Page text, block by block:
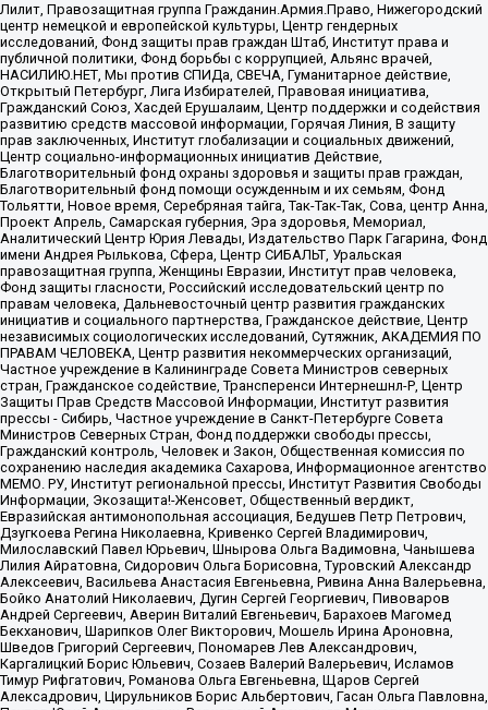
Лилит, Правозащитная группа Гражданин.Армия.Право, Нижегородский
центр немецкой и европейской культуры, Центр гендерных
исследований, Фонд защиты прав граждан Штаб, Институт права и
публичной политики, Фонд борьбы с коррупцией, Альянс врачей,
НАСИЛИЮ.НЕТ, Мы против СПИДа, СВЕЧА, Гуманитарное действие,
Открытый Петербург, Лига Избирателей, Правовая инициатива,
Гражданский Союз, Хасдей Ерушалаим, Центр поддержки и содействия
развитию средств массовой информации, Горячая Линия, В защиту
прав заключенных, Институт глобализации и социальных движений,
Центр социально-информационных инициатив Действие,
Благотворительный фонд охраны здоровья и защиты прав граждан,
Благотворительный фонд помощи осужденным и их семьям, Фонд
Тольятти, Новое время, Серебряная тайга, Так-Так-Так, Сова, центр Анна,
Проект Апрель, Самарская губерния, Эра здоровья, Мемориал,
Аналитический Центр Юрия Левады, Издательство Парк Гагарина, Фонд
имени Андрея Рылькова, Сфера, Центр СИБАЛЬТ, Уральская
правозащитная группа, Женщины Евразии, Институт прав человека,
Фонд защиты гласности, Российский исследовательский центр по
правам человека, Дальневосточный центр развития гражданских
инициатив и социального партнерства, Гражданское действие, Центр
независимых социологических исследований, Сутяжник, АКАДЕМИЯ ПО
ПРАВАМ ЧЕЛОВЕКА, Центр развития некоммерческих организаций,
Частное учреждение в Калининграде Совета Министров северных
стран, Гражданское содействие, Трансперенси Интернешнл-Р, Центр
Защиты Прав Средств Массовой Информации, Институт развития
прессы - Сибирь, Частное учреждение в Санкт-Петербурге Совета
Министров Северных Стран, Фонд поддержки свободы прессы,
Гражданский контроль, Человек и Закон, Общественная комиссия по
сохранению наследия академика Сахарова, Информационное агентство
МЕМО. РУ, Институт региональной прессы, Институт Развития Свободы
Информации, Экозащита!-Женсовет, Общественный вердикт,
Евразийская антимонопольная ассоциация, Бедушев Петр Петрович,
Дзугкоева Регина Николаевна, Кривенко Сергей Владимирович,
Милославский Павел Юрьевич, Шнырова Ольга Вадимовна, Чанышева
Лилия Айратовна, Сидорович Ольга Борисовна, Туровский Александр
Алексеевич, Васильева Анастасия Евгеньевна, Ривина Анна Валерьевна,
Бойко Анатолий Николаевич, Дугин Сергей Георгиевич, Пивоваров
Андрей Сергеевич, Аверин Виталий Евгеньевич, Барахоев Магомед
Бекханович, Шарипков Олег Викторович, Мошель Ирина Ароновна,
Шведов Григорий Сергеевич, Пономарев Лев Александрович,
Каргалицкий Борис Юльевич, Созаев Валерий Валерьевич, Исламов
Тимур Рифгатович, Романова Ольга Евгеньевна, Щаров Сергей
Алексадрович, Цирульников Борис Альбертович, Гасан Ольга Павловна,